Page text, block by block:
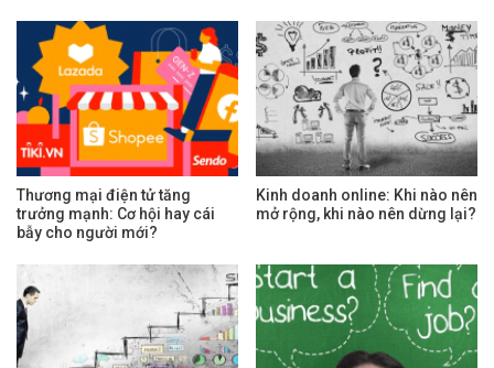
Thương mại điện tử tăng
trưởng mạnh: Cơ hội hay cái
bẫy cho người mới?
Kinh doanh online: Khi nào nên
mở rộng, khi nào nên dừng lại?